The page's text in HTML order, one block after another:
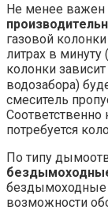
Не менее важен
газовой
литрах в
колонки
водозабора)
смеситель
Соответственно
потребуется
По типу
бездымоходные
возможности